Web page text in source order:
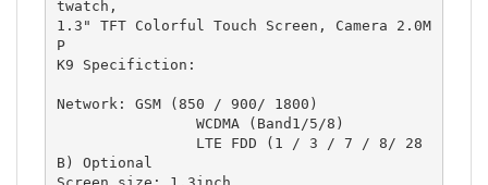
twatch,
1.3" TFT Colorful Touch Screen, Camera 2.0M
P
K9 Specifiction:
Network: GSM (850 / 900/ 1800)
B) Optional
Screen size: 1.3inch